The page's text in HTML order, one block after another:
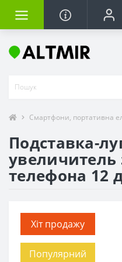
Смартфони, портативна
Подставка-
увеличитель
телефона 12
Хіт продажу
Популярний